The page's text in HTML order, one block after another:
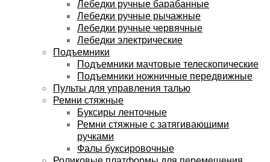
Лебедки ручные барабанные
Лебедки ручные рычажные
Лебедки ручные червячные
Лебедки электрические
Подъемники
Подъемники мачтовые телескопические
Подъемники ножничные передвижные
Пульты для управления талью
Ремни стяжные
Буксиры ленточные
Ремни стяжные с затягивающими
ручками
Фалы буксировочные